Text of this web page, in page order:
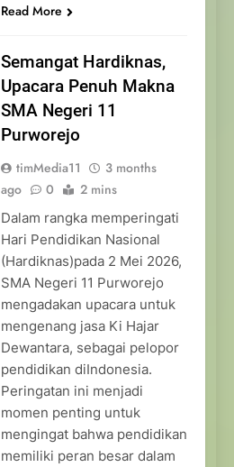
Read More
Semangat Hardiknas,
Upacara Penuh Makna
SMA Negeri 11
Purworejo
timMedia11
3 months
ago
0 2 mins
Dalam rangka memperingati
Hari Pendidikan Nasional
(Hardiknas)pada 2 Mei 2026,
SMA Negeri 11 Purworejo
mengadakan upacara untuk
mengenang jasa Ki Hajar
Dewantara, sebagai pelopor
pendidikan diIndonesia.
Peringatan ini menjadi
momen penting untuk
mengingat bahwa pendidikan
memiliki peran besar dalam